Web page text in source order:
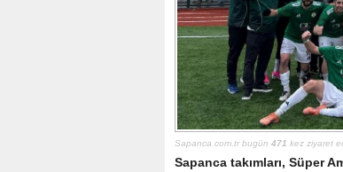
Sapanca.com.tr bugün 471 kez ziyaret
Sapanca takımları, Süper